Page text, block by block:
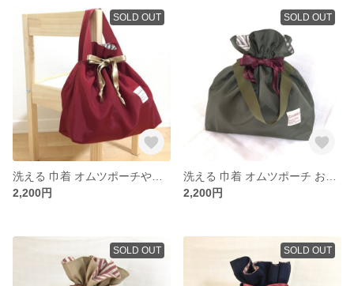
SOLD OUT
2,200円
SOLD OUT
2,200円
SOLD OUT SOLD OUT